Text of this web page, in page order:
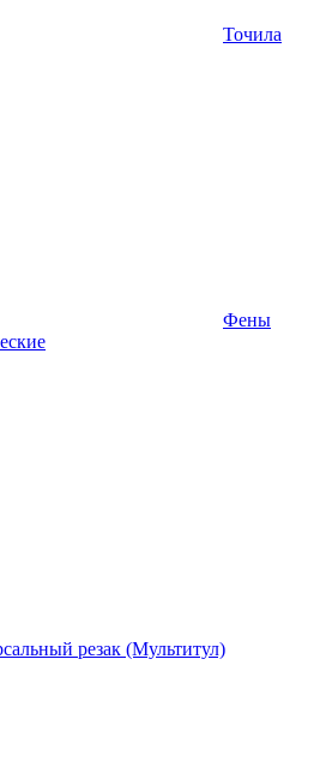
Точила
Фены
резак (Мультитул)